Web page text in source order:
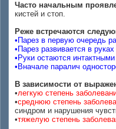
Часто начальным
кистей и стоп.
Реже встречаются
•Парез в первую очередь
•Парез развивается в
•Руки остаются
•Вначале паралич
В зависимости от
•легкую степень
•среднюю степень
синдром и нарушения
•тяжелую степень